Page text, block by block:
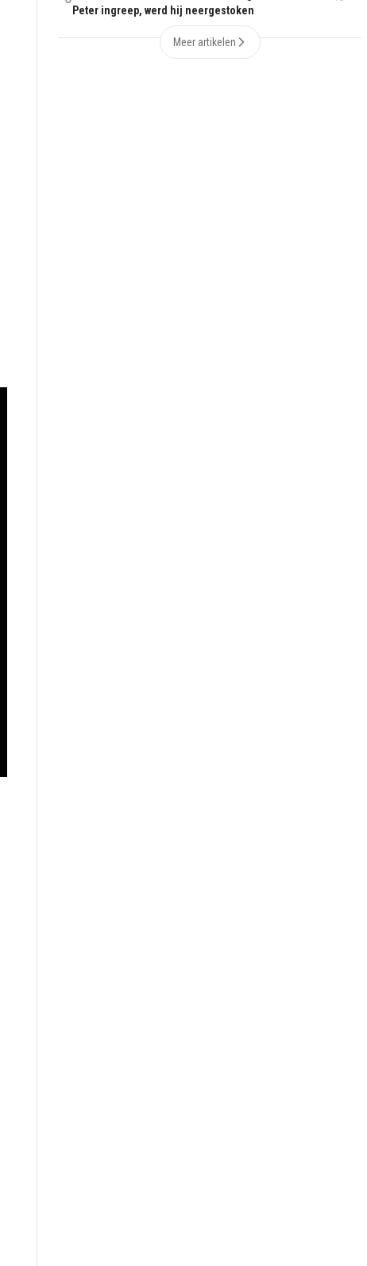
Peter ingreep, werd hij neergestoken
Meer artikelen